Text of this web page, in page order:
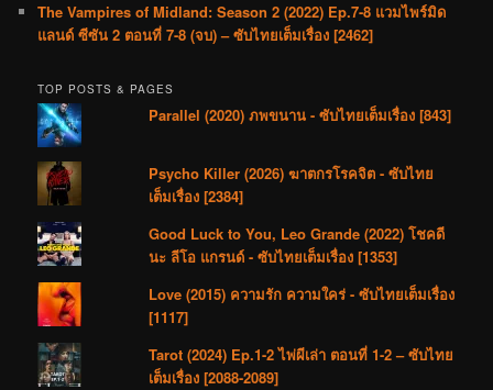
The Vampires of Midland: Season 2 (2022) Ep.7-8 แวมไพร์มิด
แลนด์ ซีซัน 2 ตอนที่ 7-8 (จบ) – ซับไทยเต็มเรื่อง [2462]
TOP POSTS & PAGES
Parallel (2020) ภพขนาน - ซับไทยเต็มเรื่อง [843]
Psycho Killer (2026) ฆาตกรโรคจิต - ซับไทย
เต็มเรื่อง [2384]
Good Luck to You, Leo Grande (2022) โชคดี
นะ ลีโอ แกรนด์ - ซับไทยเต็มเรื่อง [1353]
Love (2015) ความรัก ความใคร่ - ซับไทยเต็มเรื่อง
[1117]
Tarot (2024) Ep.1-2 ไพ่ผีเล่า ตอนที่ 1-2 – ซับไทย
เต็มเรื่อง [2088-2089]